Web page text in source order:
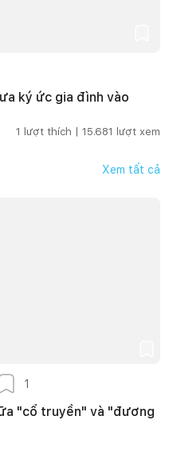
ký ức gia đình vào
1 lượt thích | 15.681 lượt xem
Xem tất cả
1
"cổ truyền" và "đương